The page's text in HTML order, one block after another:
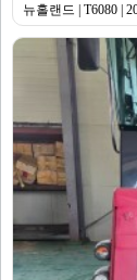
뉴홀랜드 | T6080 |